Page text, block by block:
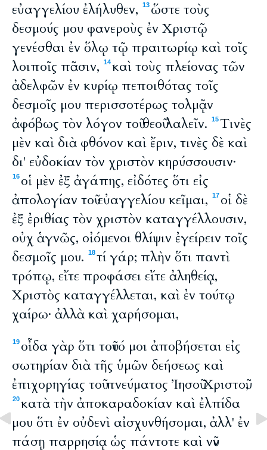
εὐαγγελίου ἐλήλυθεν,
13 ὥστε τοὺς
δεσμούς μου φανεροὺς ἐν Χριστῷ
γενέσθαι ἐν ὅλῳ τῷ πραιτωρίῳ καὶ τοῖς
λοιποῖς πᾶσιν,
14καὶ τοὺς πλείονας τῶν
ἀδελφῶν ἐν κυρίῳ πεποιθότας τοῖς
δεσμοῖς μου περισσοτέρως τολμᾷν
ἀφόβως τὸν λόγον τοῦ θεοῦ λαλεῖν.
15Τινὲς
μὲν καὶ διὰ φθόνον καὶ ἔριν, τινὲς δὲ καὶ
δι' εὐδοκίαν τὸν χριστὸν κηρύσσουσιν·
16 οἱ μὲν ἐξ ἀγάπης, εἰδότες ὅτι εἰς
ἀπολογίαν τοῦ εὐαγγελίου κεῖμαι,
17 οἱ δὲ
ἐξ ἐριθίας τὸν χριστὸν καταγγέλλουσιν,
οὐχ ἁγνῶς, οἰόμενοι θλίψιν ἐγείρειν τοῖς
δεσμοῖς μου.
18τί γάρ; πλὴν ὅτι παντὶ
τρόπῳ, εἴτε προφάσει εἴτε ἀληθείᾳ,
Χριστὸς καταγγέλλεται, καὶ ἐν τούτῳ
χαίρω· ἀλλὰ καὶ χαρήσομαι,
19 οἶδα γὰρ ὅτι τοῦτό μοι ἀποβήσεται εἰς
σωτηρίαν διὰ τῆς ὑμῶν δεήσεως καὶ
ἐπιχορηγίας τοῦ πνεύματος Ἰησοῦ Χριστοῦ,
20κατὰ τὴν ἀποκαραδοκίαν καὶ ἐλπίδα
μου ὅτι ἐν οὐδενὶ αἰσχυνθήσομαι, ἀλλ' ἐν
πάσῃ παρρησίᾳ ὡς πάντοτε καὶ νῦν